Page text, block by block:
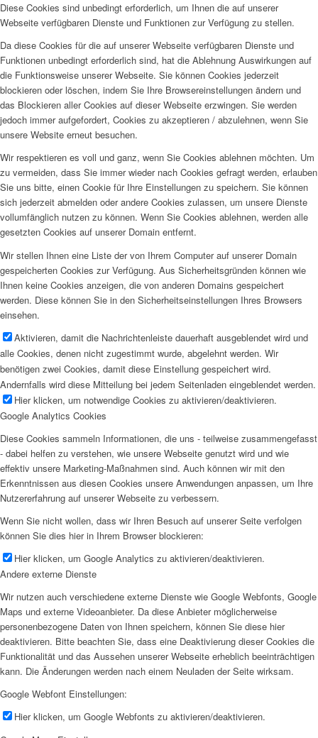
Diese Cookies sind unbedingt erforderlich, um Ihnen die auf unserer
Webseite verfügbaren Dienste und Funktionen zur Verfügung zu stellen.
Da diese Cookies für die auf unserer Webseite verfügbaren Dienste und
Funktionen unbedingt erforderlich sind, hat die Ablehnung Auswirkungen auf
die Funktionsweise unserer Webseite. Sie können Cookies jederzeit
blockieren oder löschen, indem Sie Ihre Browsereinstellungen ändern und
das Blockieren aller Cookies auf dieser Webseite erzwingen. Sie werden
jedoch immer aufgefordert, Cookies zu akzeptieren / abzulehnen, wenn Sie
unsere Website erneut besuchen.
Wir respektieren es voll und ganz, wenn Sie Cookies ablehnen möchten. Um
zu vermeiden, dass Sie immer wieder nach Cookies gefragt werden, erlauben
Sie uns bitte, einen Cookie für Ihre Einstellungen zu speichern. Sie können
sich jederzeit abmelden oder andere Cookies zulassen, um unsere Dienste
vollumfänglich nutzen zu können. Wenn Sie Cookies ablehnen, werden alle
gesetzten Cookies auf unserer Domain entfernt.
Wir stellen Ihnen eine Liste der von Ihrem Computer auf unserer Domain
gespeicherten Cookies zur Verfügung. Aus Sicherheitsgründen können wie
Ihnen keine Cookies anzeigen, die von anderen Domains gespeichert
werden. Diese können Sie in den Sicherheitseinstellungen Ihres Browsers
einsehen.
Aktivieren, damit die Nachrichtenleiste dauerhaft ausgeblendet wird und
alle Cookies, denen nicht zugestimmt wurde, abgelehnt werden. Wir
benötigen zwei Cookies, damit diese Einstellung gespeichert wird.
Andernfalls wird diese Mitteilung bei jedem Seitenladen eingeblendet werden.
Hier klicken, um notwendige Cookies zu aktivieren/deaktivieren.
Google Analytics Cookies
Diese Cookies sammeln Informationen, die uns - teilweise zusammengefasst
- dabei helfen zu verstehen, wie unsere Webseite genutzt wird und wie
effektiv unsere Marketing-Maßnahmen sind. Auch können wir mit den
Erkenntnissen aus diesen Cookies unsere Anwendungen anpassen, um Ihre
Nutzererfahrung auf unserer Webseite zu verbessern.
Wenn Sie nicht wollen, dass wir Ihren Besuch auf unserer Seite verfolgen
können Sie dies hier in Ihrem Browser blockieren:
Hier klicken, um Google Analytics zu aktivieren/deaktivieren.
Andere externe Dienste
Wir nutzen auch verschiedene externe Dienste wie Google Webfonts, Google
Maps und externe Videoanbieter. Da diese Anbieter möglicherweise
personenbezogene Daten von Ihnen speichern, können Sie diese hier
deaktivieren. Bitte beachten Sie, dass eine Deaktivierung dieser Cookies die
Funktionalität und das Aussehen unserer Webseite erheblich beeinträchtigen
kann. Die Änderungen werden nach einem Neuladen der Seite wirksam.
Google Webfont Einstellungen:
Hier klicken, um Google Webfonts zu aktivieren/deaktivieren.